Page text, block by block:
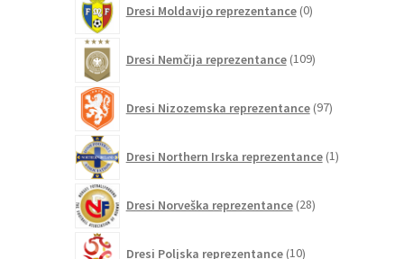
Dresi Moldavijo reprezentance 0izdelkov
Dresi Nemčija reprezentance 109izdelkov
Dresi Nizozemska reprezentance 97izdelkov
Dresi Northern Irska reprezentance 1izdelek
Dresi Norveška reprezentance 28izdelkov
Dresi Poljska reprezentance 10